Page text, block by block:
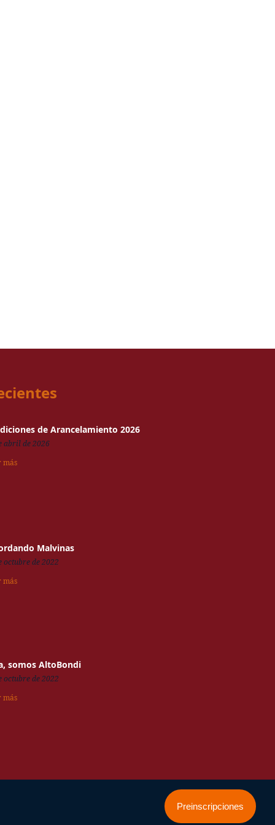
Preinscripciones
de Arancelamiento 2026
abril de 2026
más
Malvinas
octubre de 2022
más
somos AltoBondi
octubre de 2022
más